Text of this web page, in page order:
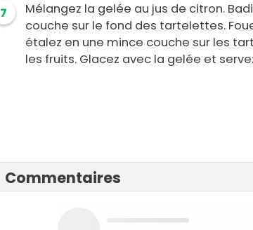
7
Mélangez la gelée au jus de citron.
couche sur le fond des tartelettes.
étalez en une mince couche sur les
les fruits. Glacez avec la gelée et
Commentaires